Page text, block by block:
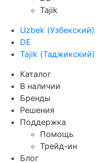
Tajik
Uzbek (Узбекский)
DE
Tajik (Таджикский)
Каталог
В наличии
Бренды
Решения
Поддержка
Помощь
Трейд-ин
Блог